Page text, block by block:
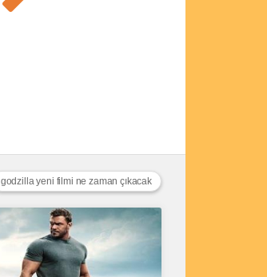
godzilla yeni filmi ne zaman çıkacak